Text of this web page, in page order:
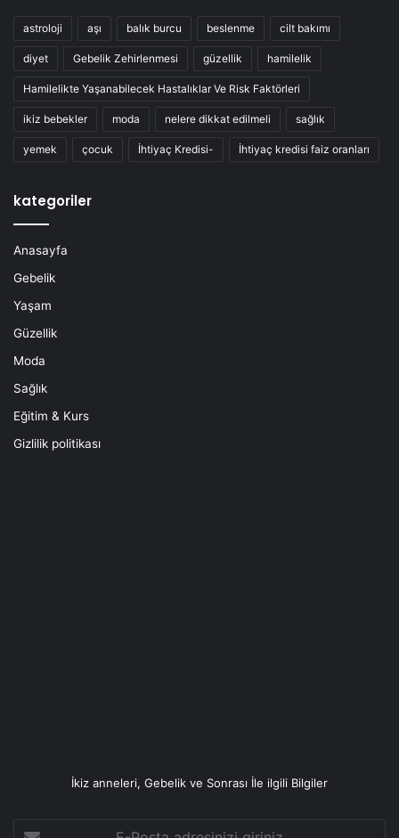
astroloji aşı balık burcu beslenme cilt bakımı
diyet Gebelik Zehirlenmesi güzellik hamilelik
Hamilelikte Yaşanabilecek Hastalıklar Ve Risk Faktörleri
ikiz bebekler moda nelere dikkat edilmeli sağlık
yemek çocuk İhtiyaç Kredisi- İhtiyaç kredisi faiz oranları
kategoriler
Anasayfa
Gebelik
Yaşam
Güzellik
Moda
Sağlık
Eğitim & Kurs
Gizlilik politikası
İkiz anneleri, Gebelik ve Sonrası İle ilgili Bilgiler